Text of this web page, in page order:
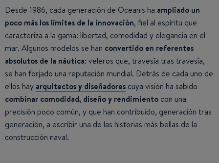
Desde 1986, cada generación de Oceanis ha ampliado un
poco más los límites de la innovación, fiel al espíritu que
caracteriza a la gama: libertad, comodidad y elegancia en el
mar. Algunos modelos se han convertido en referentes
absolutos de la náutica: veleros que, travesía tras travesía,
se han forjado una reputación mundial. Detrás de cada uno de
ellos hay arquitectos y diseñadores cuya visión ha sabido
combinar comodidad, diseño y rendimiento con una
precisión poco común, y que han contribuido, generación tras
generación, a escribir una de las historias más bellas de la
construcción naval.